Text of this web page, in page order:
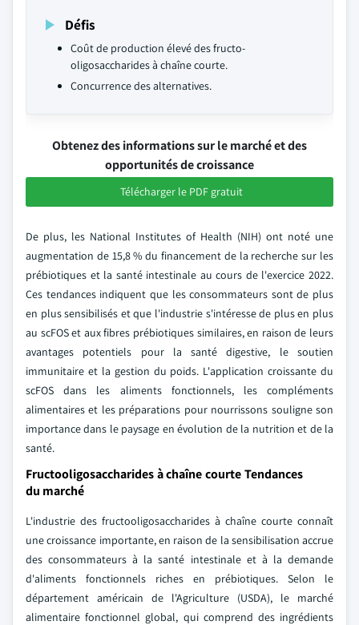
Défis
Coût de production élevé des fructo-
oligosaccharides à chaîne courte.
Concurrence des alternatives.
Obtenez des informations sur le marché et des
opportunités de croissance
Télécharger le PDF gratuit
De plus, les National Institutes of Health (NIH) ont noté une
augmentation de 15,8 % du financement de la recherche sur les
prébiotiques et la santé intestinale au cours de l'exercice 2022.
Ces tendances indiquent que les consommateurs sont de plus
en plus sensibilisés et que l'industrie s'intéresse de plus en plus
au scFOS et aux fibres prébiotiques similaires, en raison de leurs
avantages potentiels pour la santé digestive, le soutien
immunitaire et la gestion du poids. L'application croissante du
scFOS dans les aliments fonctionnels, les compléments
alimentaires et les préparations pour nourrissons souligne son
importance dans le paysage en évolution de la nutrition et de la
santé.
Fructooligosaccharides à chaîne courte Tendances
du marché
L'industrie des fructooligosaccharides à chaîne courte connaît
une croissance importante, en raison de la sensibilisation accrue
des consommateurs à la santé intestinale et à la demande
d'aliments fonctionnels riches en prébiotiques. Selon le
département américain de l'Agriculture (USDA), le marché
alimentaire fonctionnel global, qui comprend des ingrédients